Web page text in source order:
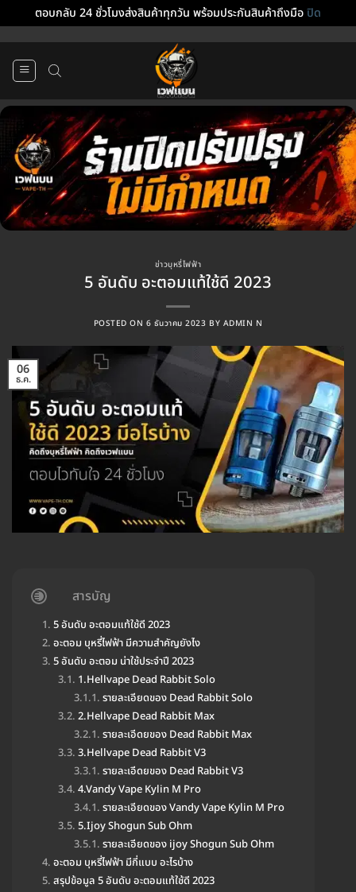
ตอบกลับ 24 ชั่วโมงส่งสินค้าทุกวัน พร้อมประกันสินค้าถึงมือปิด
ข่าวบุหรี่ไฟฟ้า
5 อันดับ อะตอมแท้ใช้ดี 2023
POSTED ON 6 ธันวาคม 2023 BY ADMIN N
06
ธ.ค.
สารบัญ
5 อันดับ อะตอมแท้ใช้ดี 2023
อะตอม บุหรี่ไฟฟ้า มีความสำคัญยังไง
5 อันดับ อะตอม น่าใช้ประจำปี 2023
1.Hellvape Dead Rabbit Solo
รายละเอียดของ Dead Rabbit Solo
2.Hellvape Dead Rabbit Max
รายละเอีดยของ Dead Rabbit Max
3.Hellvape Dead Rabbit V3
รายละเอีดยของ Dead Rabbit V3
4.Vandy Vape Kylin M Pro
รายละเอียดของ Vandy Vape Kylin M Pro
5.Ijoy Shogun Sub Ohm
รายละเอียดของ ijoy Shogun Sub Ohm
อะตอม บุหรี่ไฟฟ้า มีกี่แบบ อะไรบ้าง
สรุปข้อมูล 5 อันดับ อะตอมแท้ใช้ดี 2023